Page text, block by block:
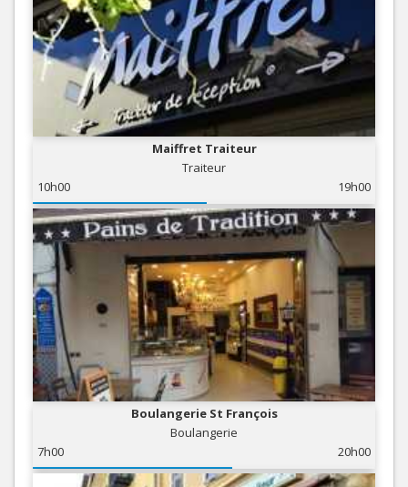
Maiffret Traiteur
Traiteur
10h00
19h00
Boulangerie St François
Boulangerie
7h00
20h00